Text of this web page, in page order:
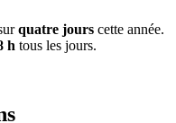
quatre jours cette année.
h tous les jours.